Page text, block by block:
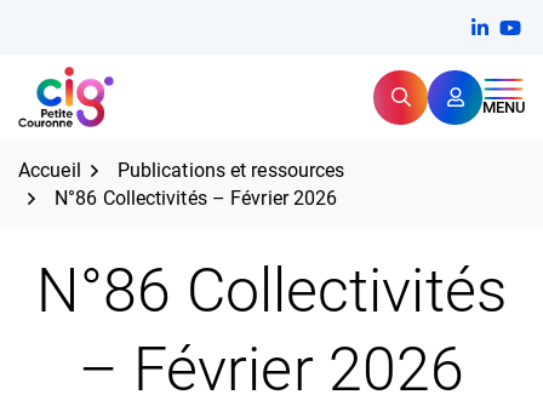
contenu
CIG Petite Couronne RechercherMENU
Expertise et proximité pour
Accueil
Publications et ressources
N°86 Collectivités – Février 2026
N°86 Collectivités
– Février 2026